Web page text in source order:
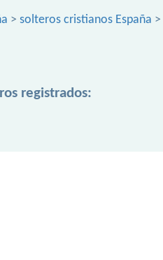
> solteros cristianos España >
registrados: